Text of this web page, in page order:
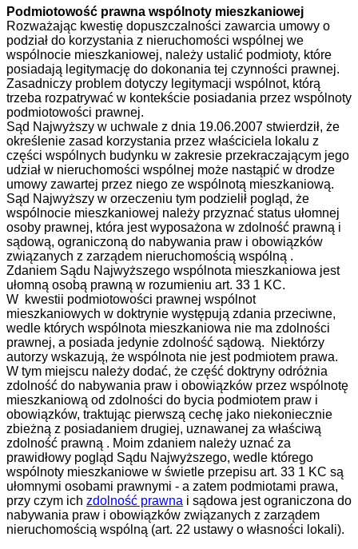
Podmiotowość prawna wspólnoty mieszkaniowej
Rozważając kwestię dopuszczalności zawarcia umowy o
podział do korzystania z nieruchomości wspólnej we
wspólnocie mieszkaniowej, należy ustalić podmioty, które
posiadają legitymację do dokonania tej czynności prawnej.
Zasadniczy problem dotyczy legitymacji wspólnot, którą
trzeba rozpatrywać w kontekście posiadania przez wspólnoty
podmiotowości prawnej.
Sąd Najwyższy w uchwale z dnia 19.06.2007 stwierdził, że
określenie zasad korzystania przez właściciela lokalu z
części wspólnych budynku w zakresie przekraczającym jego
udział w nieruchomości wspólnej może nastąpić w drodze
umowy zawartej przez niego ze wspólnotą mieszkaniową.
Sąd Najwyższy w orzeczeniu tym podzielił pogląd, że
wspólnocie mieszkaniowej należy przyznać status ułomnej
osoby prawnej, która jest wyposażona w zdolność prawną i
sądową, ograniczoną do nabywania praw i obowiązków
związanych z zarządem nieruchomością wspólną .
Zdaniem Sądu Najwyższego wspólnota mieszkaniowa jest
ułomną osobą prawną w rozumieniu art. 33 1 KC.
W kwestii podmiotowości prawnej wspólnot
mieszkaniowych w doktrynie występują zdania przeciwne,
wedle których wspólnota mieszkaniowa nie ma zdolności
prawnej, a posiada jedynie zdolność sądową. Niektórzy
autorzy wskazują, że wspólnota nie jest podmiotem prawa.
W tym miejscu należy dodać, że część doktryny odróżnia
zdolność do nabywania praw i obowiązków przez wspólnotę
mieszkaniową od zdolności do bycia podmiotem praw i
obowiązków, traktując pierwszą cechę jako niekoniecznie
zbieżną z posiadaniem drugiej, uznawanej za właściwą
zdolność prawną . Moim zdaniem należy uznać za
prawidłowy pogląd Sądu Najwyższego, wedle którego
wspólnoty mieszkaniowe w świetle przepisu art. 33 1 KC są
ułomnymi osobami prawnymi - a zatem podmiotami prawa,
przy czym ich zdolność prawna i sądowa jest ograniczona do
nabywania praw i obowiązków związanych z zarządem
nieruchomością wspólną (art. 22 ustawy o własności lokali).